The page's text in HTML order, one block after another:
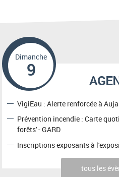
Dimanche
9
VigiEau : Alerte renforcée à
Prévention incendie : Carte
forêts' - GARD
Inscriptions exposants à
tous les